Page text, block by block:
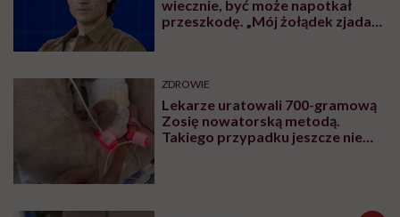
wiecznie, być może napotkał
przeszkodę. „Mój żołądek zjada
ZDROWIE
Lekarze uratowali 700-gramową
Zosię nowatorską metodą.
Takiego przypadku jeszcze nie